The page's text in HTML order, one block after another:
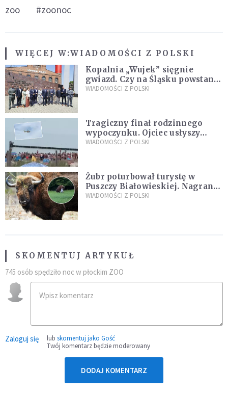
zoo
#zoonoc
WIĘCEJ W:WIADOMOŚCI Z POLSKI
Kopalnia „Wujek” sięgnie
gwiazd. Czy na Śląsku powstanie
„Dolina Krzemowa”?
WIADOMOŚCI Z POLSKI
Tragiczny finał rodzinnego
wypoczynku. Ojciec usłyszy
zarzuty
WIADOMOŚCI Z POLSKI
Żubr poturbował turystę w
Puszczy Białowieskiej. Nagranie
daje do myślenia
WIADOMOŚCI Z POLSKI
SKOMENTUJ ARTYKUŁ
745 osób spędziło noc w płockim ZOO
Zaloguj się lub skomentuj jako Gość
Twój komentarz będzie moderowany
DODAJ KOMENTARZ